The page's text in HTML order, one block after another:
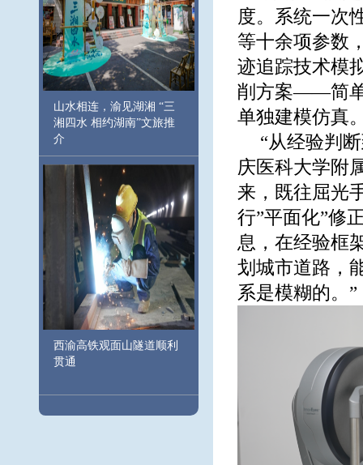
山水相连，渝见湖湘 “三
湘四水 相约湖南”文旅推
介
西渝高铁观面山隧道顺利
贯通
度。系统一次
等十余项参数
迹追踪技术模
削方案——简单
单独建模仿真
“从经验判
庆医科大学附
来，既往屈光
行”平面化”修
息，在经验框
划城市道路，
系是模糊的。”